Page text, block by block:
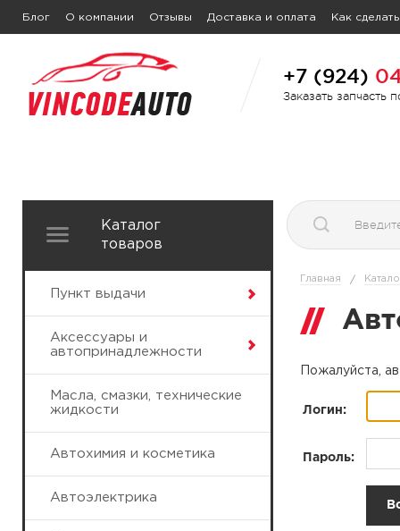
Блог О компании Отзывы Доставка и оплата Как
+7 (924)
Заказать запчасть
Каталог
товаров
Пункт выдачи
Аксессуары и
автопринадлежности
Масла, смазки, технические
жидкости
Автохимия и косметика
Автоэлектрика
Главная /
Пожалуйста,
Логин:
Пароль: